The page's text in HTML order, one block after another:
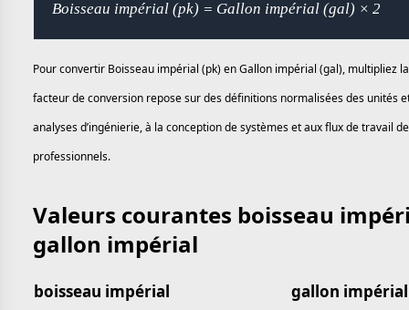
Boisseau impérial (pk) = Gallon impérial (gal) × 2
Pour convertir Boisseau impérial (pk) en Gallon impérial (gal), multipliez
facteur de conversion repose sur des définitions normalisées des unités
analyses d’ingénierie, à la conception de systèmes et aux flux de travail
professionnels.
Valeurs courantes boisseau
gallon impérial
boisseau impérial gallon impérial